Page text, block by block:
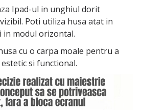
Ipad-ul in unghiul dorit
Poti utiliza husa atat in
in modul orizontal.
cu o carpa moale pentru a
si functional.